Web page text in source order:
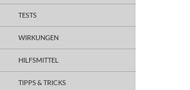
TESTS
WIRKUNGEN
HILFSMITTEL
TIPPS & TRICKS